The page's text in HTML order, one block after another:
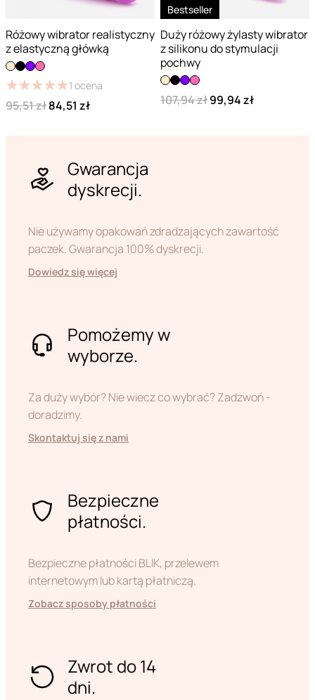
Różowy wibrator realistyczny
z elastyczną główką
★★★★★
★★★★★1 ocena
95,51 zł84,51 zł
Bestseller
Duży różowy żylasty wibrator
z silikonu do stymulacji
pochwy
107,94 zł99,94 zł
Gwarancja
dyskrecji.
Nie używamy opakowań zdradzających zawartość
paczek. Gwarancja 100% dyskrecji.
Dowiedz się więcej
Pomożemy w
wyborze.
Za duży wybór? Nie wiecz co wybrać? Zadzwoń -
doradzimy.
Skontaktuj się z nami
Bezpieczne
płatności.
Bezpieczne płatności BLIK, przelewem
internetowym lub kartą płatniczą.
Zobacz sposoby płatności
Zwrot do 14
dni.